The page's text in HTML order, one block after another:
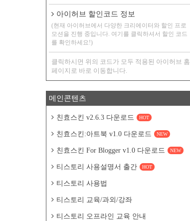
아이허브 할인코드 정보
(현재 아이허브에서 다양한 크리에이터와 할인 프로
모션을 진행 중입니다. 여기를 클릭하셔서 할인 코드
를 확인하세요!)
클릭하시면 위의 코드가 모두 적용된 아이허브 홈
페이지로 바로 이동합니다.
메인콘텐츠
친효스킨 v2.6.3 다운로드 HOT
친효스킨:아트북 v1.0 다운로드 NEW
친효스킨 For Blogger v1.0 다운로드 NEW
티스토리 사용설명서 출간 HOT
티스토리 사용법
티스토리 교육/과외/강좌
티스토리 오프라인 교육 안내